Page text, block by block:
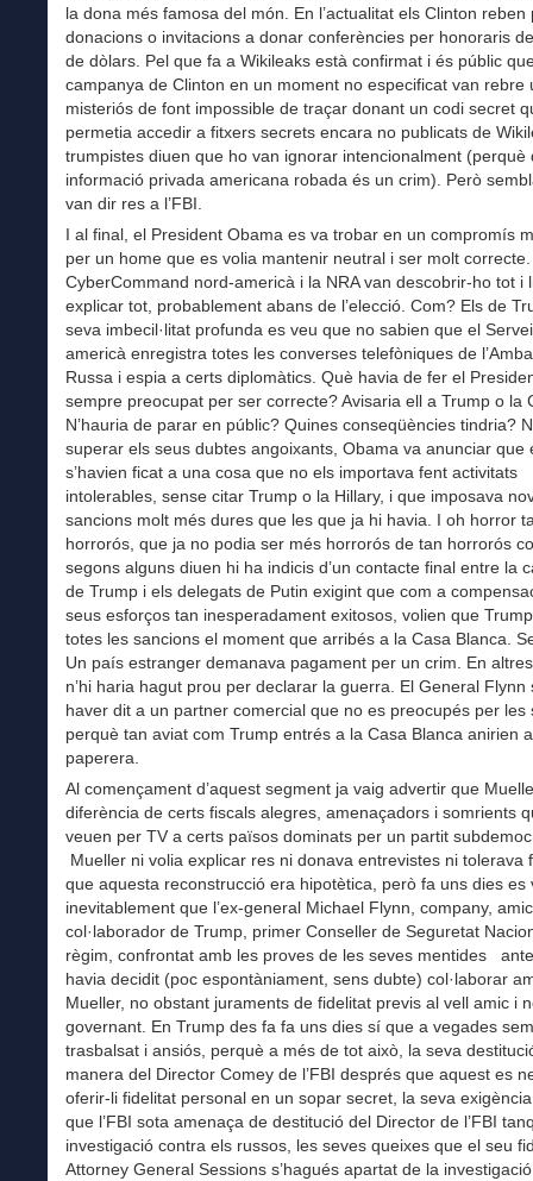
la dona més famosa del món. En l’actualitat els Clinton reben
donacions o invitacions a donar conferències per honoraris
de dòlars. Pel que fa a Wikileaks està confirmat i és públic
campanya de Clinton en un moment no especificat van rebre
misteriós de font impossible de traçar donant un codi secret
permetia accedir a fitxers secrets encara no publicats de
trumpistes diuen que ho van ignorar intencionalment (perquè
informació privada americana robada és un crim). Però
van dir res a l’FBI.
I al final, el President Obama es va trobar en un compromís
per un home que es volia mantenir neutral i ser molt correcte.
CyberCommand nord-americà i la NRA van descobrir-ho tot i
explicar tot, probablement abans de l’elecció. Com? Els de
seva imbecil·litat profunda es veu que no sabien que el
americà enregistra totes les converses telefòniques de
Russa i espia a certs diplomàtics. Què havia de fer el
sempre preocupat per ser correcte? Avisaria ell a Trump o la
N’hauria de parar en públic? Quines conseqüències tindria?
superar els seus dubtes angoixants, Obama va anunciar que
s’havien ficat a una cosa que no els importava fent activitats
intolerables, sense citar Trump o la Hillary, i que imposava
sancions molt més dures que les que ja hi havia. I oh horror
horrorós, que ja no podia ser més horrorós de tan horrorós
segons alguns diuen hi ha indicis d’un contacte final entre la
de Trump i els delegats de Putin exigint que com a
seus esforços tan inesperadament exitosos, volien que
totes les sancions el moment que arribés a la Casa Blanca.
Un país estranger demanava pagament per un crim. En
n’hi haria hagut prou per declarar la guerra. El General Flynn
haver dit a un partner comercial que no es preocupés per les
perquè tan aviat com Trump entrés a la Casa Blanca anirien
paperera.
Al començament d’aquest segment ja vaig advertir que
diferència de certs fiscals alegres, amenaçadors i somrients
veuen per TV a certs països dominats per un partit
Mueller ni volia explicar res ni donava entrevistes ni tolerava
que aquesta reconstrucció era hipotètica, però fa uns dies es
inevitablement que l’ex-general Michael Flynn, company,
col·laborador de Trump, primer Conseller de Seguretat
règim, confrontat amb les proves de les seves mentides
havia decidit (poc espontàniament, sens dubte) col·laborar
Mueller, no obstant juraments de fidelitat previs al vell amic i
governant. En Trump des fa fa uns dies sí que a vegades
trasbalsat i ansiós, perquè a més de tot això, la seva
manera del Director Comey de l’FBI després que aquest es
oferir-li fidelitat personal en un sopar secret, la seva
que l’FBI sota amenaça de destitució del Director de l’FBI
investigació contra els russos, les seves queixes que el seu
Attorney General Sessions s’hagués apartat de la